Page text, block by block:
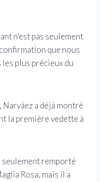
n’est pas seulement
que nous
les plus précieux du
Narváez a déjà montré
la première vedette à
remporté
Rosa, mais il a